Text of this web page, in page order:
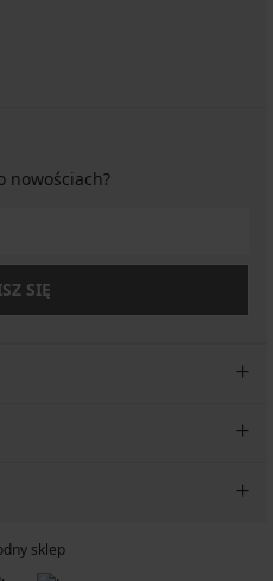
nowościach?
SIĘ
sklep